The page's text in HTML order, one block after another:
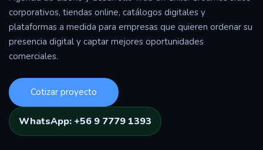
corporativos, tiendas online, catálogos digitales y
plataformas a medida para empresas que quieren ordenar su
presencia digital y captar mejores oportunidades
comerciales.
Cotizar proyecto
WhatsApp: +56 9 7779 1393